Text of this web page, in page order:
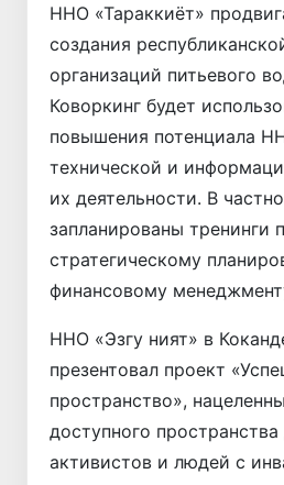
ННО «Тараккиёт»
создания
организаций питьевого
Коворкинг будет
повышения потенциала
технической и
их деятельности. В
запланированы тренинги
стратегическому
финансовому
ННО «Эзгу ният» в
презентовал проект
пространство»,
доступного
активистов и людей с